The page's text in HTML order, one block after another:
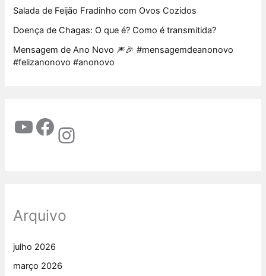
Salada de Feijão Fradinho com Ovos Cozidos
Doença de Chagas: O que é? Como é transmitida?
Mensagem de Ano Novo 🎆🎉 #mensagemdeanonovo
#felizanonovo #anonovo
Arquivo
julho 2026
março 2026